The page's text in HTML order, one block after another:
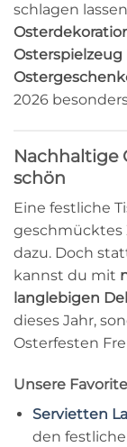
schlagen
Osterspielzeug
2026
Nachhaltige
schön
Eine festliche
geschmücktes
dazu. Doch
kannst du mit
langlebigen
dieses Jahr,
Osterfesten
Unsere
Servietten
den